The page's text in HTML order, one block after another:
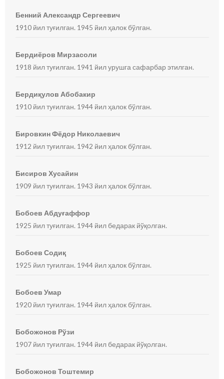
Бенний Александр Сергеевич
1910 йил туғилган. 1945 йил ҳалок бўлган.
Бердиёров Мирзасоли
1918 йил туғилган. 1941 йил урушга сафарбар этилган.
Бердиқулов Абобакир
1910 йил туғилган. 1944 йил ҳалок бўлган.
Бировкин Фёдор Николаевич
1912 йил туғилган. 1942 йил ҳалок бўлган.
Бисиров Хусайин
1909 йил туғилган. 1943 йил ҳалок бўлган.
Бобоев Абдуғаффор
1925 йил туғилган. 1944 йил бедарак йўқолган.
Бобоев Содиқ
1925 йил туғилган. 1944 йил ҳалок бўлган.
Бобоев Умар
1920 йил туғилган. 1944 йил ҳалок бўлган.
Бобожонов Рўзи
1907 йил туғилган. 1944 йил бедарак йўқолган.
Бобожонов Тоштемир